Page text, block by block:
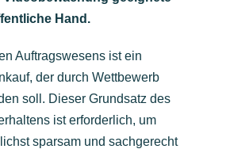
Hand.
Auftragswesens ist ein
der durch Wettbewerb
soll. Dieser Grundsatz des
ist erforderlich, um
sparsam und sachgerecht